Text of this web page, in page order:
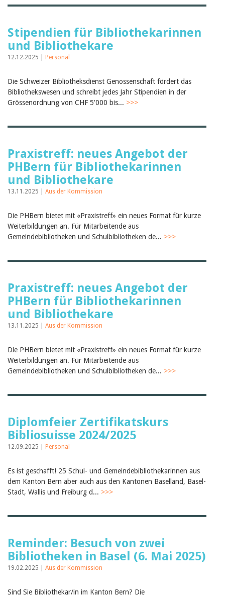
Stipendien für Bibliothekarinnen
und Bibliothekare
12.12.2025 | Personal
Die Schweizer Bibliotheksdienst Genossenschaft fördert das
Bibliothekswesen und schreibt jedes Jahr Stipendien in der
Grössenordnung von CHF 5'000 bis... >>>
Praxistreff: neues Angebot der
PHBern für Bibliothekarinnen
und Bibliothekare
13.11.2025 | Aus der Kommission
Die PHBern bietet mit «Praxistreff» ein neues Format für kurze
Weiterbildungen an. Für Mitarbeitende aus
Gemeindebibliotheken und Schulbibliotheken de... >>>
Praxistreff: neues Angebot der
PHBern für Bibliothekarinnen
und Bibliothekare
13.11.2025 | Aus der Kommission
Die PHBern bietet mit «Praxistreff» ein neues Format für kurze
Weiterbildungen an. Für Mitarbeitende aus
Gemeindebibliotheken und Schulbibliotheken de... >>>
Diplomfeier Zertifikatskurs
Bibliosuisse 2024/2025
12.09.2025 | Personal
Es ist geschafft! 25 Schul- und Gemeindebibliothekarinnen aus
dem Kanton Bern aber auch aus den Kantonen Baselland, Basel-
Stadt, Wallis und Freiburg d... >>>
Reminder: Besuch von zwei
Bibliotheken in Basel (6. Mai 2025)
19.02.2025 | Aus der Kommission
Sind Sie Bibliothekar/in im Kanton Bern? Die